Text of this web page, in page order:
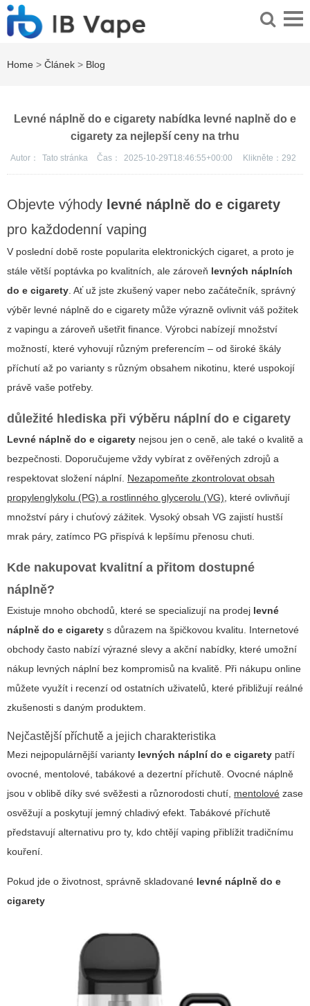
Home > Článek > Blog
Levné náplně do e cigarety nabídka levné naplně do e
cigarety za nejlepší ceny na trhu
Autor： Tato stránka Čas： 2025-10-29T18:46:55+00:00 Klikněte： 292
Objevte výhody levné náplně do e cigarety
pro každodenní vaping
V poslední době roste popularita elektronických cigaret, a proto je
stále větší poptávka po kvalitních, ale zároveň levných náplních
do e cigarety. Ať už jste zkušený vaper nebo začátečník, správný
výběr levné náplně do e cigarety může výrazně ovlivnit váš požitek
z vapingu a zároveň ušetřit finance. Výrobci nabízejí množství
možností, které vyhovují různým preferencím – od široké škály
příchutí až po varianty s různým obsahem nikotinu, které uspokojí
právě vaše potřeby.
důležité hlediska při výběru náplní do e cigarety
Levné náplně do e cigarety nejsou jen o ceně, ale také o kvalitě a
bezpečnosti. Doporučujeme vždy vybírat z ověřených zdrojů a
respektovat složení náplní. Nezapomeňte zkontrolovat obsah
propylenglykolu (PG) a rostlinného glycerolu (VG), které ovlivňují
množství páry i chuťový zážitek. Vysoký obsah VG zajistí hustší
mrak páry, zatímco PG přispívá k lepšímu přenosu chuti.
Kde nakupovat kvalitní a přitom dostupné
náplně?
Existuje mnoho obchodů, které se specializují na prodej levné
náplně do e cigarety s důrazem na špičkovou kvalitu. Internetové
obchody často nabízí výrazné slevy a akční nabídky, které umožní
nákup levných náplní bez kompromisů na kvalitě. Při nákupu online
můžete využít i recenzí od ostatních uživatelů, které přibližují reálné
zkušenosti s daným produktem.
Nejčastější příchutě a jejich charakteristika
Mezi nejpopulárnější varianty levných náplní do e cigarety patří
ovocné, mentolové, tabákové a dezertní příchutě. Ovocné náplně
jsou v oblibě díky své svěžesti a různorodosti chutí, mentolové zase
osvěžují a poskytují jemný chladivý efekt. Tabákové příchutě
představují alternativu pro ty, kdo chtějí vaping přiblížit tradičnímu
kouření.
Pokud jde o životnost, správně skladované levné náplně do e
cigarety